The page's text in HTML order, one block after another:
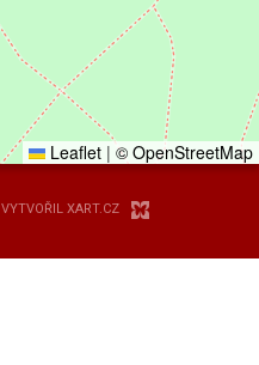
Leaflet | © OpenStreetMap
VYTVOŘIL XART.CZ